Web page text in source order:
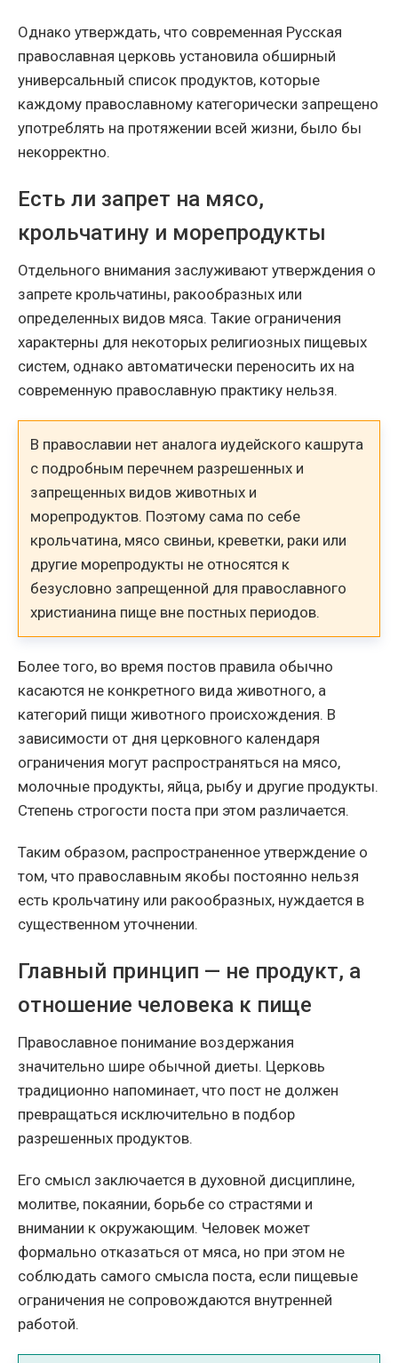
Однако утверждать, что современная Русская
православная церковь установила обширный
универсальный список продуктов, которые
каждому православному категорически запрещено
употреблять на протяжении всей жизни, было бы
некорректно.
Есть ли запрет на мясо,
крольчатину и морепродукты
Отдельного внимания заслуживают утверждения о
запрете крольчатины, ракообразных или
определенных видов мяса. Такие ограничения
характерны для некоторых религиозных пищевых
систем, однако автоматически переносить их на
современную православную практику нельзя.
В православии нет аналога иудейского кашрута
с подробным перечнем разрешенных и
запрещенных видов животных и
морепродуктов. Поэтому сама по себе
крольчатина, мясо свиньи, креветки, раки или
другие морепродукты не относятся к
безусловно запрещенной для православного
христианина пище вне постных периодов.
Более того, во время постов правила обычно
касаются не конкретного вида животного, а
категорий пищи животного происхождения. В
зависимости от дня церковного календаря
ограничения могут распространяться на мясо,
молочные продукты, яйца, рыбу и другие продукты.
Степень строгости поста при этом различается.
Таким образом, распространенное утверждение о
том, что православным якобы постоянно нельзя
есть крольчатину или ракообразных, нуждается в
существенном уточнении.
Главный принцип — не продукт, а
отношение человека к пище
Православное понимание воздержания
значительно шире обычной диеты. Церковь
традиционно напоминает, что пост не должен
превращаться исключительно в подбор
разрешенных продуктов.
Его смысл заключается в духовной дисциплине,
молитве, покаянии, борьбе со страстями и
внимании к окружающим. Человек может
формально отказаться от мяса, но при этом не
соблюдать самого смысла поста, если пищевые
ограничения не сопровождаются внутренней
работой.